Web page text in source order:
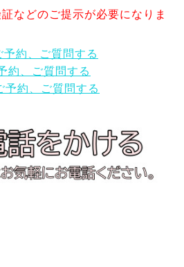
などのご提示が必要になりま
予約、ご質問する
約、ご質問する
予約、ご質問する